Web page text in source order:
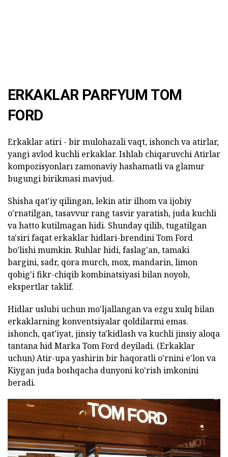
ERKAKLAR PARFYUM TOM
FORD
Erkaklar atiri - bir mulohazali vaqt, ishonch va atirlar,
yangi avlod kuchli erkaklar. Ishlab chiqaruvchi Atirlar
kompozisyonları zamonaviy hashamatli va glamur
bugungi birikmasi mavjud.
Shisha qat'iy qilingan, lekin atir ilhom va ijobiy
o'rnatilgan, tasavvur rang tasvir yaratish, juda kuchli
va hatto kutilmagan hidi. Shunday qilib, tugatilgan
ta'siri faqat erkaklar hidlari-brendini Tom Ford
bo'lishi mumkin. Ruhlar hidi, faslag'an, tamaki
bargini, sadr, qora murch, mox, mandarin, limon
qobig'i fikr-chiqib kombinatsiyasi bilan noyob,
ekspertlar taklif.
Hidlar uslubi uchun mo'ljallangan va ezgu xulq bilan
erkaklarning konventsiyalar qoldilarmi emas.
ishonch, qat'iyat, jinsiy ta'kidlash va kuchli jinsiy aloqa
tantana hid Marka Tom Ford deyiladi. (Erkaklar
uchun) Atir-upa yashirin bir haqoratli o'rnini e'lon va
Kiygan juda boshqacha dunyoni ko'rish imkonini
beradi.